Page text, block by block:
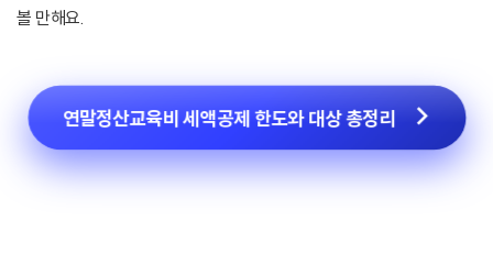
볼 만해요.
연말정산교육비 세액공제 한도와 대상 총정리